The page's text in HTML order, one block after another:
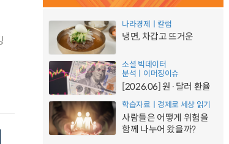
나라경제ㅣ칼럼
냉면, 차갑고 뜨거운
소셜 빅데이터
분석ㅣ이머징이슈
[2026.06] 원·달러 환율
학습자료ㅣ경제로 세상 읽기
사람들은 어떻게 위험을
함께 나누어 왔을까?